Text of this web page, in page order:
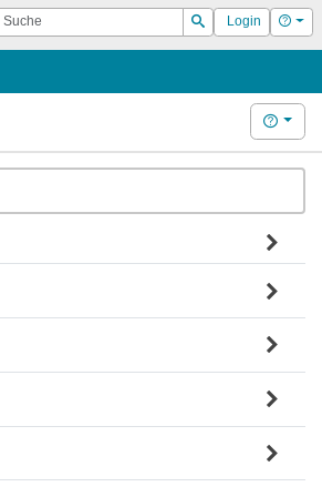
Suche
Suchen
Login Hilfe
Hilfe